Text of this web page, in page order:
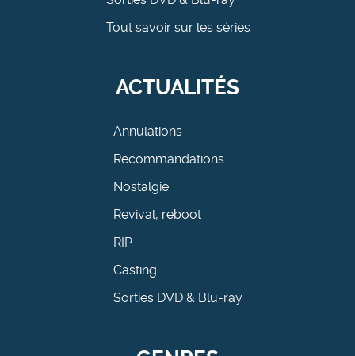
Tout savoir sur les séries
ACTUALITÉS
Annulations
Recommandations
Nostalgie
Revival, reboot
RIP
Casting
Sorties DVD & Blu-ray